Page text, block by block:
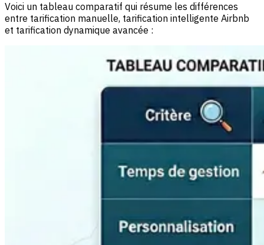
Voici un tableau comparatif qui résume les différences
entre tarification manuelle, tarification intelligente Airbnb
et tarification dynamique avancée :